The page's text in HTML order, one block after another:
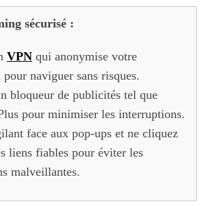
sécurisé :
VPNqui anonymise votre
naviguer sans risques.
bloqueur de publicités tel que
pour minimiser les interruptions.
face aux pop-ups et ne cliquez
liens fiables pour éviter les
malveillantes.